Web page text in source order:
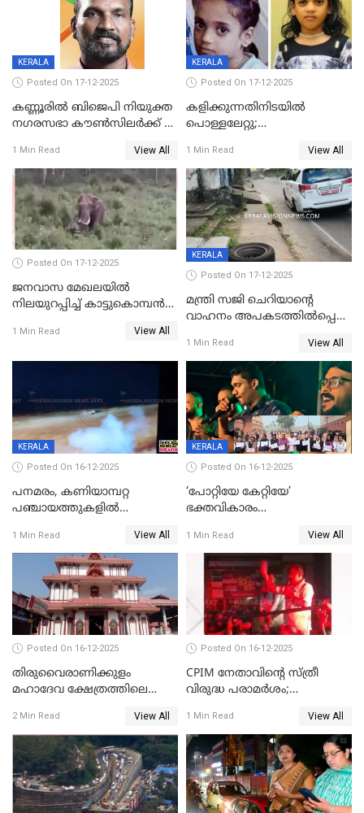
KERALA
Posted On 17-12-2025
കണ്ണൂരിൽ ബിജെപി നിയുക്ത
നഗരസഭാ കൗൺസിലർക്ക് 36
1 Min Read View All
KERALA
Posted On 17-12-2025
കളിക്കുന്നതിനിടയിൽ
പൊള്ളലേറ്റു;
ക്ലാസ് വിദ്യാർത്ഥിനി മരിച്ചു
1 Min Read View All
Posted On 17-12-2025
ജനവാസ മേഖലയില്‍
നിലയുറപ്പിച്ച് കാട്ടുകൊമ്പന്‍
1 Min Read View All
KERALA
Posted On 17-12-2025
മന്ത്രി സജി ചെറിയാന്റെ
വാഹനം അപകടത്തിൽപ്പെട്ടു;
രക്ഷപ്പെട്ടത് തലനാരിടയ്ക്ക്
1 Min Read View All
KERALA
Posted On 16-12-2025
പനമരം, കണിയാമ്പറ്റ
പഞ്ചായത്തുകളിൽ
സ്ഥാപനങ്ങൾക്ക് അവധി
1 Min Read View All
KERALA
Posted On 16-12-2025
‘പോറ്റിയേ കേറ്റിയേ’
ഭക്തവികാരം
ഡിജിപിക്ക് പരാതി; ശക്തമായ
നടപടി വേണമെന്നു
സിപിഐഎമ്മും
1 Min Read View All
Posted On 16-12-2025
തിരുവൈരാണിക്കുളം
മഹാദേവ ക്ഷേത്രത്തിലെ
ജനുവരി 2 ന് തുടക്കമാകും
2 Min Read View All
Posted On 16-12-2025
CPIM നേതാവിൻ്റെ സ്ത്രീ
വിരുദ്ധ പരാമർശം;
1 Min Read View All